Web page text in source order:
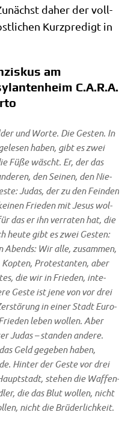
daher der voll­
Kurz­pre­digt in
am
C.A.R.A.
und Wor­te. Die Gesten. In
haben, gibt es zwei
Füße wäscht. Er, der das
den Sei­nen, den Nie­
Judas, der zu den Fein­den
Frie­den mit Jesus wol­
das er ihn ver­ra­ten hat, die
heu­te gibt es zwei Gesten:
Wir alle, zusam­men,
Pro­te­stan­ten, aber
die wir in Frie­den, inte­
Geste ist jene von vor drei
in einer Stadt Euro­
leben wol­len. Aber
Judas – stan­den ande­re.
Geld gege­ben haben,
Hin­ter der Geste vor drei
ste­hen die Waf­fen­
die das Blut wol­len, nicht
nicht die Brüderlichkeit.